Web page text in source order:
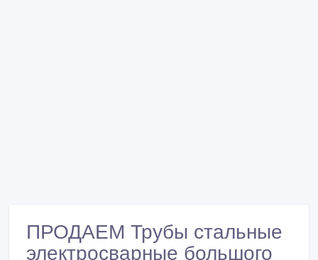
ПРОДАЕМ Трубы стальные
электросварные большого